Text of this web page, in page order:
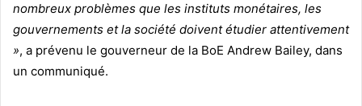
nombreux problèmes que les instituts monétaires, les
gouvernements et la société doivent étudier attentivement
», a prévenu le gouverneur de la BoE Andrew Bailey, dans
un communiqué.